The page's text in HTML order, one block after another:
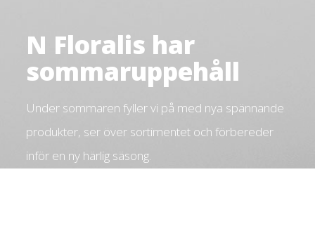
N Floralis har
sommaruppehåll
Under sommaren fyller vi på med nya spännande
produkter, ser över sortimentet och förbereder
inför en ny härlig säsong.